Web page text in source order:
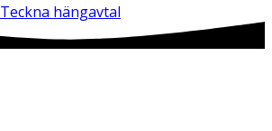
Teckna hängavtal